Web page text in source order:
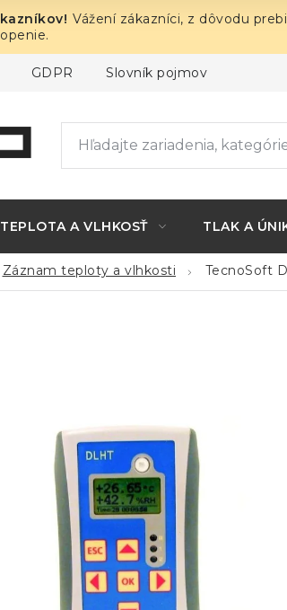
Vážení zákazníci, z dôvodu
GDPR Slovník pojmov
TEPLOTA A VLHKOSŤ TLAK A
Záznam teploty a vlhkosti TecnoSoft